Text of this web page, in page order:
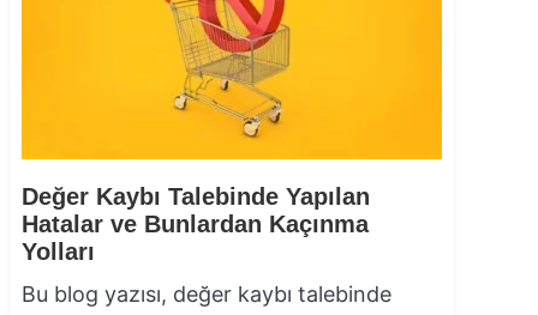
Değer Kaybı Talebinde Yapılan
Hatalar ve Bunlardan Kaçınma
Yolları
Bu blog yazısı, değer kaybı talebinde